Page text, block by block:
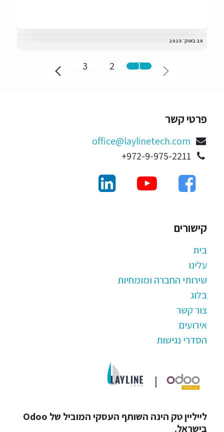
20 באוק׳ 2025
1
2
3
פרטי קשר
office@laylinetech.com
972-9-975-2211+
קישורים
בית
עלינו
שירותי החברה ומומחיות
בלוג
צור קשר
אירועים
הסדרי נגישות
|
לייליין טק הינה השותף העסקי המוביל של Odoo
בישראל.